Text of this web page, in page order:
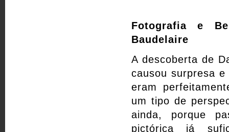
Fotografia e
Baudelaire
A descoberta de
causou surpresa
eram
um tipo de
ainda, porque
pictórica já